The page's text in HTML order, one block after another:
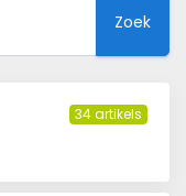
Zoek
34 artikels